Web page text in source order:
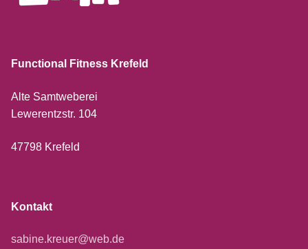
Functional Fitness Krefeld
Alte Samtweberei
Lewerentzstr. 104
47798 Krefeld
Kontakt
sabine.kreuer@web.de